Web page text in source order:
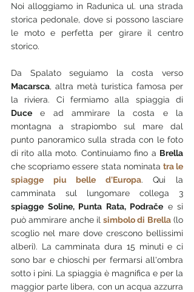
Noi alloggiamo in Radunica ul. una strada
storica pedonale, dove si possono lasciare
le moto e perfetta per girare il centro
storico.
Macarsca, altra metà turistica famosa per
Duce e ad ammirare la costa e la
montagna a strapiombo sul mare dal
punto panoramico sulla strada con le foto
di rito alla moto. Continuiamo fino a Brella
che scopriamo essere stata nominata tra le
spiagge piu belle d'Europa. Qui la
spiagge Soline, Punta Rata, Podrače e si
può ammirare anche il simbolo di Brella (lo
scoglio nel mare dove crescono bellissimi
alberi). La camminata dura 15 minuti e ci
sono bar e chioschi per fermarsi all'ombra
sotto i pini. La spiaggia è magnifica e per la
maggior parte libera, con un acqua azzurra